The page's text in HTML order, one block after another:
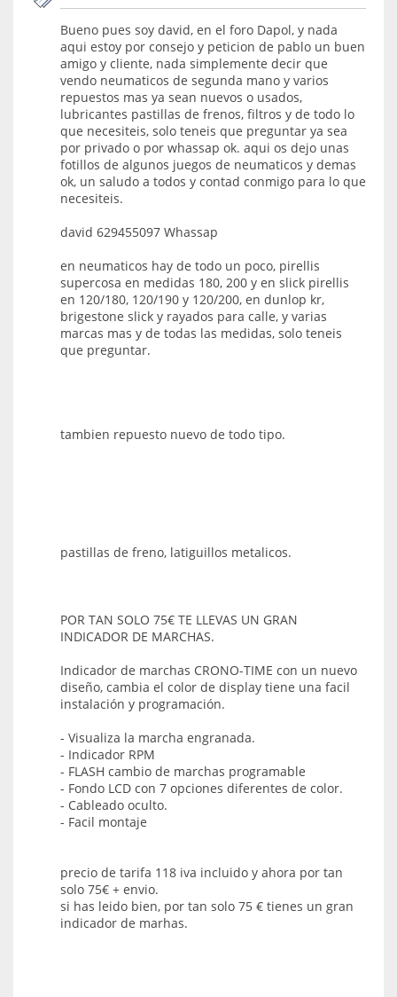
Bueno pues soy david, en el foro Dapol, y nada
aqui estoy por consejo y peticion de pablo un buen
amigo y cliente, nada simplemente decir que
vendo neumaticos de segunda mano y varios
repuestos mas ya sean nuevos o usados,
lubricantes pastillas de frenos, filtros y de todo lo
que necesiteis, solo teneis que preguntar ya sea
por privado o por whassap ok. aqui os dejo unas
fotillos de algunos juegos de neumaticos y demas
ok, un saludo a todos y contad conmigo para lo que
necesiteis.
david 629455097 Whassap
en neumaticos hay de todo un poco, pirellis
supercosa en medidas 180, 200 y en slick pirellis
en 120/180, 120/190 y 120/200, en dunlop kr,
brigestone slick y rayados para calle, y varias
marcas mas y de todas las medidas, solo teneis
que preguntar.
tambien repuesto nuevo de todo tipo.
pastillas de freno, latiguillos metalicos.
POR TAN SOLO 75€ TE LLEVAS UN GRAN
INDICADOR DE MARCHAS.
Indicador de marchas CRONO-TIME con un nuevo
diseño, cambia el color de display tiene una facil
instalación y programación.
- Visualiza la marcha engranada.
- Indicador RPM
- FLASH cambio de marchas programable
- Fondo LCD con 7 opciones diferentes de color.
- Cableado oculto.
- Facil montaje
precio de tarifa 118 iva incluido y ahora por tan
solo 75€ + envio.
si has leido bien, por tan solo 75 € tienes un gran
indicador de marhas.